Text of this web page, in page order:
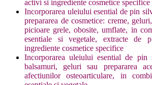
activi si ingrediente cosmetice specifice
Incorporarea uleiului esential de pin
prepararea de cosmetice: creme,
picioare grele, obosite, umflate, in
esentiale si vegetale, extracte de
ingrediente cosmetice specifice
Incorporarea uleiului esential de pin
balsamuri, geluri sau prepararea
afectiunilor osteoarticulare, in